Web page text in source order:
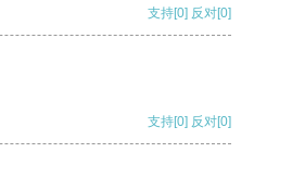
支持[0] 反对[0]
支持[0] 反对[0]